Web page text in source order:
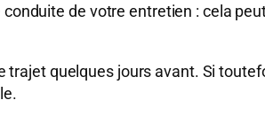
de votre entretien : cela
trajet quelques jours avant. Si